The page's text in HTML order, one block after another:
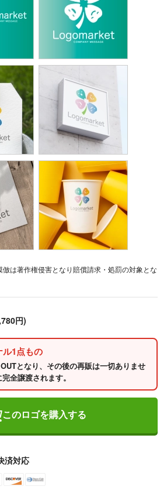
は著作権侵害となり賠償請求・処罰の対象とな
円)
ル1点もの
となり、その後の再販は一切ありませ
全譲渡されます。
このロゴを購入する
済対応